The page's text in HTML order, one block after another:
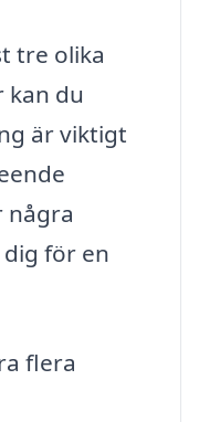
tre olika
kan du
är viktigt
några
för en
flera